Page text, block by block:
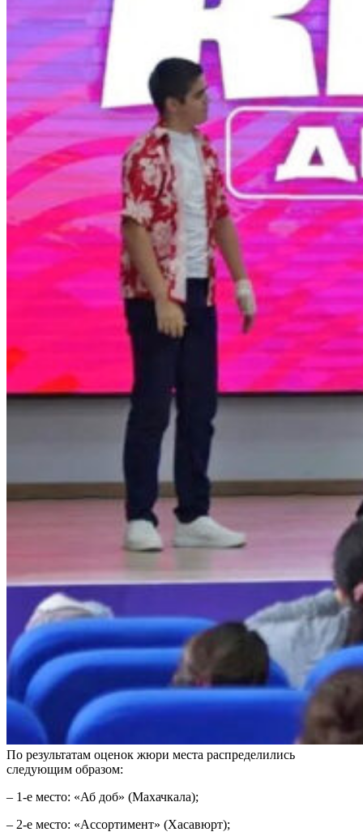
По результатам оценок жюри места распределились
следующим образом:
– 1-е место: «Аб доб» (Махачкала);
– 2-е место: «Ассортимент» (Хасавюрт);